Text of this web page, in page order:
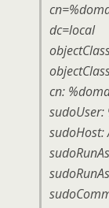
dc=local
cn:
sudoHost: